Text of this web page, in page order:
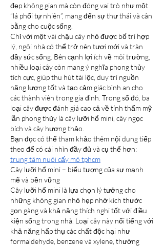
đẹp không gian mà còn đóng vai trò như một
“lá phổi tự nhiên”, mang đến sự thư thái và cân
bằng cho cuộc sống.
Chỉ với một vài chậu cây nhỏ được bố trí hợp
lý, ngôi nhà có thể trở nên tươi mới và tràn
đầy sức sống. Bên cạnh lợi ích về môi trường,
nhiều loại cây còn mang ý nghĩa phong thủy
tích cực, giúp thu hút tài lộc, duy trì nguồn
năng lượng tốt và tạo cảm giác bình an cho
các thành viên trong gia đình. Trong số đó, ba
loại cây được đánh giá cao cả về tính thẩm mỹ
lẫn phong thủy là cây lưỡi hổ mini, cây ngọc
bích và cây hương thảo.
Bạn đọc có thể tham khảo thêm nội dung tiếp
trung tâm nuôi cấy mô tphcm
Cây lưỡi hổ mini – biểu tượng của sự mạnh
mẽ và bền vững
Cây lưỡi hổ mini là lựa chọn lý tưởng cho
những không gian nhỏ hẹp nhờ kích thước
gọn gàng và khả năng thích nghi tốt với điều
kiện sống trong nhà. Loại cây này nổi tiếng với
khả năng hấp thụ các chất độc hại như
formaldehyde, benzene và xylene, thường